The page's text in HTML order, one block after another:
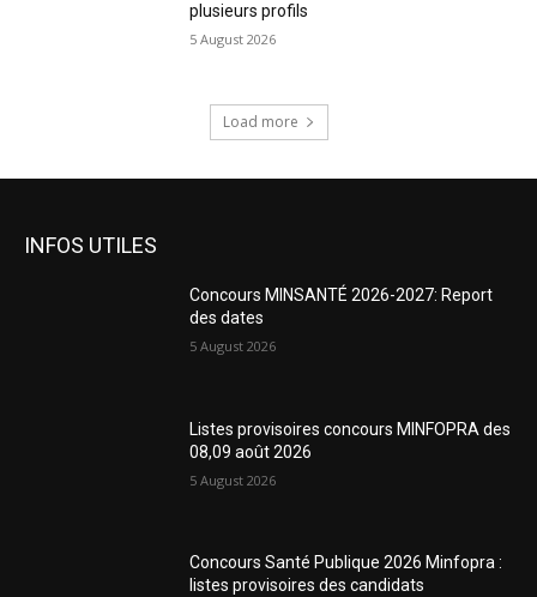
plusieurs profils
5 August 2026
Load more
INFOS UTILES
Concours MINSANTÉ 2026-2027: Report
des dates
5 August 2026
Listes provisoires concours MINFOPRA des
08,09 août 2026
5 August 2026
Concours Santé Publique 2026 Minfopra :
listes provisoires des candidats